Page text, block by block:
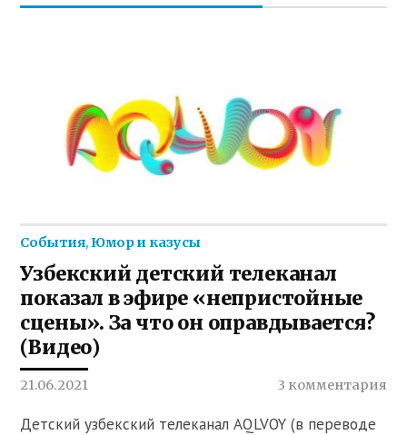
События,Юмор и казусы
Узбекский детский телеканал
показал в эфире «непристойные
сцены». За что он оправдывается?
(Видео)
21.06.2021 3 комментария
Детский узбекский телеканал AQLVOY (в переводе